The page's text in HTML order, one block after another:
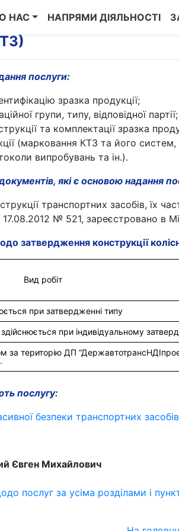
НАС НАПРЯМИ ДІЯЛЬНОСТІ
послуги:
зразка продукції;
групи, типу, відповідної партії;
та комплектації зразка
(марковання КТЗ та його
випробувань та ін.).
які є основою надання
транспортних засобів, їх
17.08.2012 № 521, зареєстровано в
затвердження конструкції
Вид робіт
при затвердженні типу
при індивідуальному
за територію ДП
послугу:
безпеки транспортних засобів
Євген Михайлович
послуг за усіма розділами і